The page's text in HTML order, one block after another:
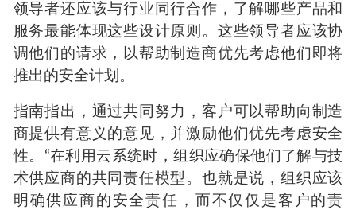
领导者还应该与行业同行合作，了解哪些产品和
服务最能体现这些设计原则。这些领导者应该协
调他们的请求，以帮助制造商优先考虑他们即将
推出的安全计划。
指南指出，通过共同努力，客户可以帮助向制造
商提供有意义的意见，并激励他们优先考虑安全
性。“在利用云系统时，组织应确保他们了解与技
术供应商的共同责任模型。也就是说，组织应该
明确供应商的安全责任，而不仅仅是客户的责